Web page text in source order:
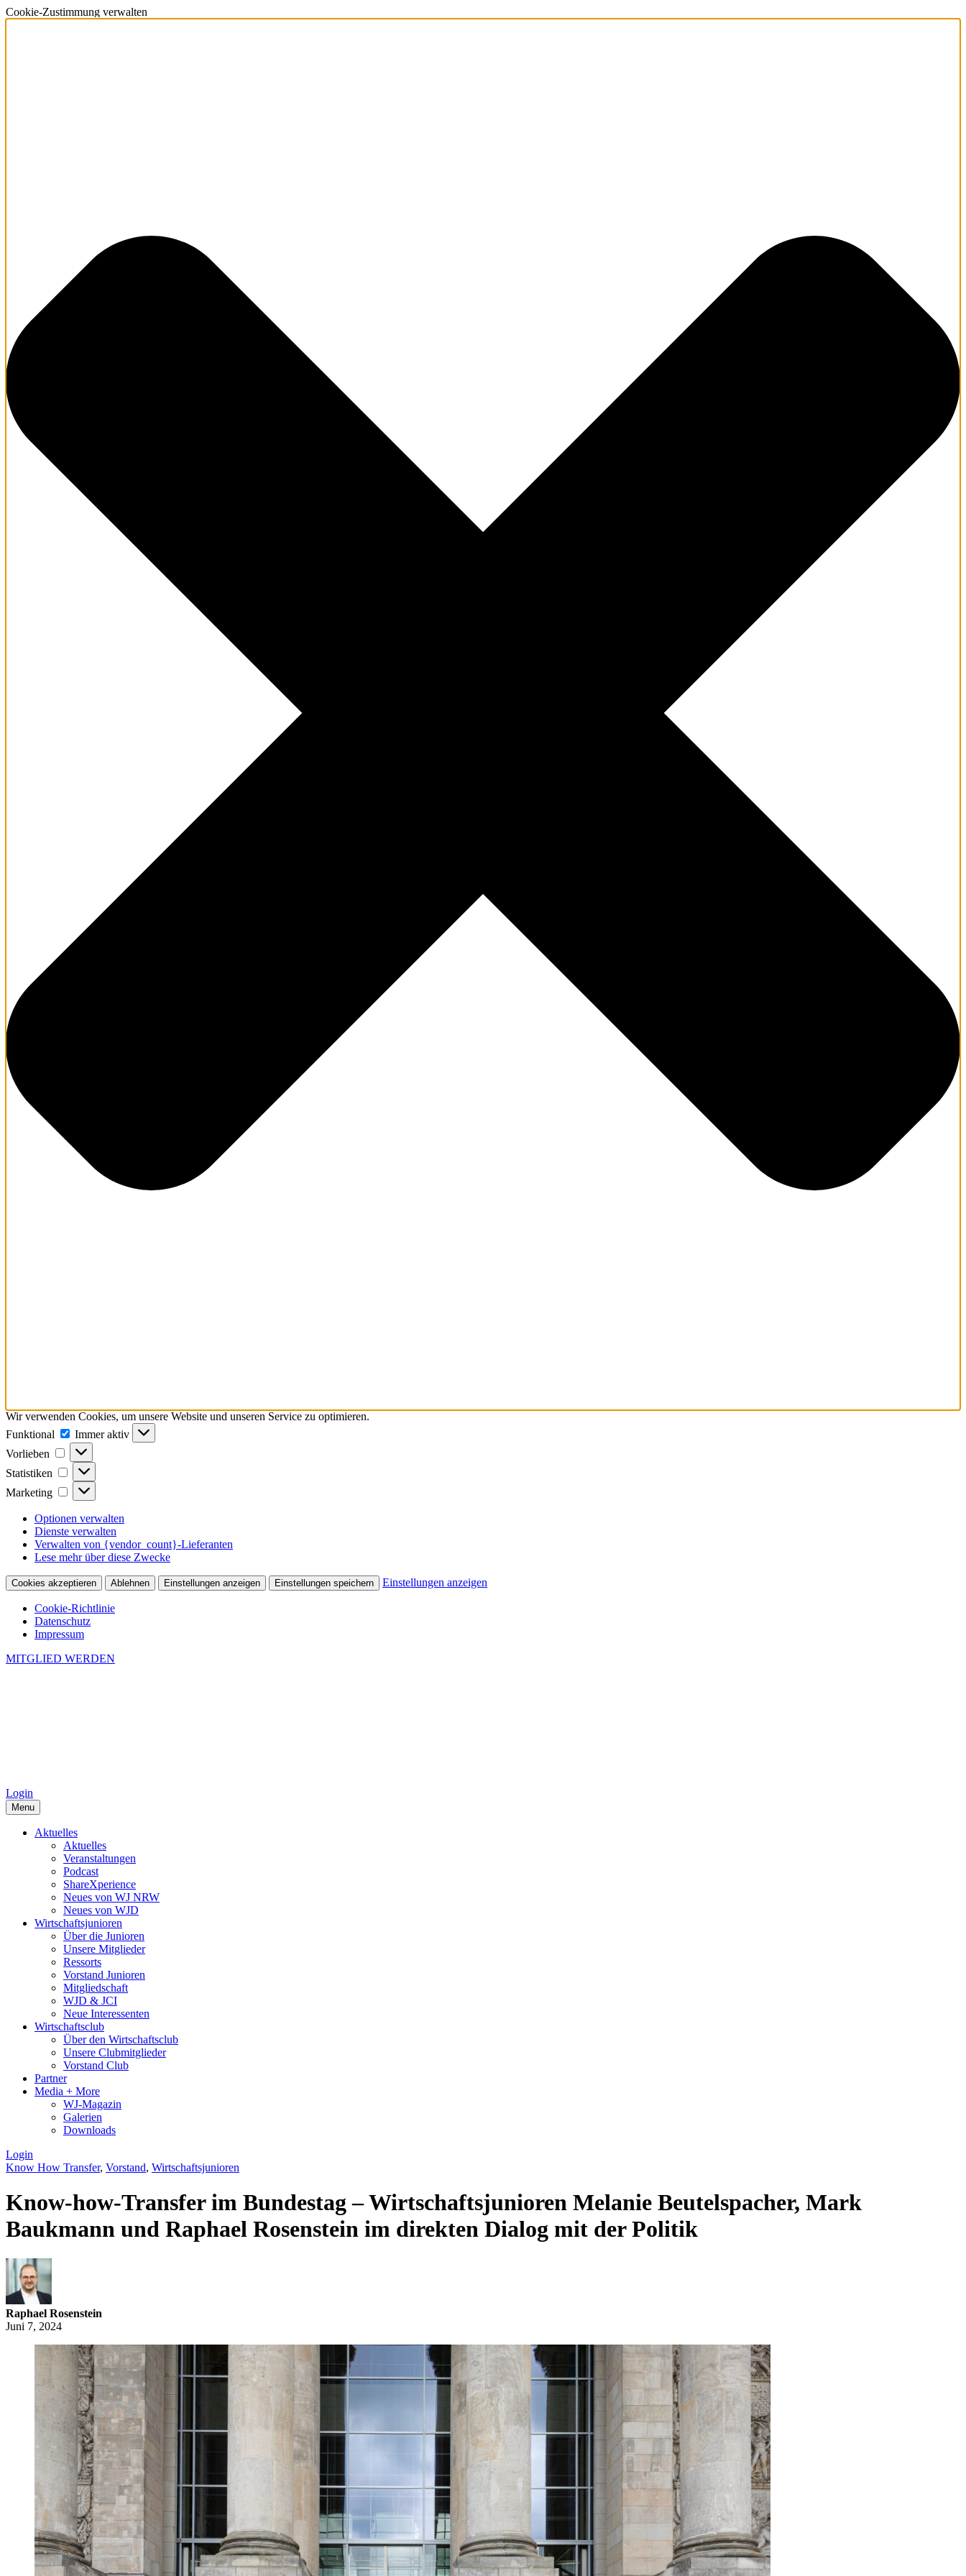
Cookie-Zustimmung verwalten
Wir verwenden Cookies, um unsere Website und unseren Service zu optimieren.
Funktional
Funktional
Immer aktiv
Vorlieben
Vorlieben
Statistiken Statistiken
Marketing Marketing
Optionen verwalten
Dienste verwalten
Verwalten von {vendor_count}-Lieferanten
Lese mehr über diese Zwecke
Cookies akzeptieren Ablehnen Einstellungen anzeigen Einstellungen speichern Einstellungen anzeigen
Cookie-Richtlinie
Datenschutz
Impressum
MITGLIED WERDEN
Login
Menu
Aktuelles
Aktuelles
Veranstaltungen
Podcast
ShareXperience
Neues von WJ NRW
Neues von WJD
Wirtschaftsjunioren
Über die Junioren
Unsere Mitglieder
Ressorts
Vorstand Junioren
Mitgliedschaft
WJD & JCI
Neue Interessenten
Wirtschaftsclub
Über den Wirtschaftsclub
Unsere Clubmitglieder
Vorstand Club
Partner
Media + More
WJ-Magazin
Galerien
Downloads
Login
Know How Transfer, Vorstand, Wirtschaftsjunioren
Know-how-Transfer im Bundestag – Wirtschaftsjunioren Melanie Beutelspacher, Mark
Baukmann und Raphael Rosenstein im direkten Dialog mit der Politik
Raphael Rosenstein
Juni 7, 2024